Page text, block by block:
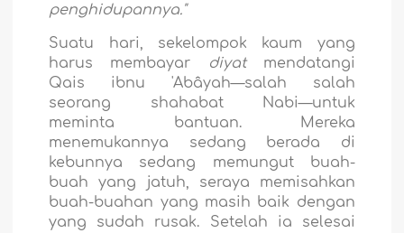
penghidupannya."
Suatu hari, sekelompok kaum yang
harus membayar
diyatmendatangi
Qais ibnu 'Abâyah—salah salah
seorang shahabat Nabi—untuk
meminta bantuan. Mereka
menemukannya sedang berada di
kebunnya sedang memungut buah-
buah yang jatuh, seraya memisahkan
buah-buahan yang masih baik dengan
yang sudah rusak. Setelah ia selesai